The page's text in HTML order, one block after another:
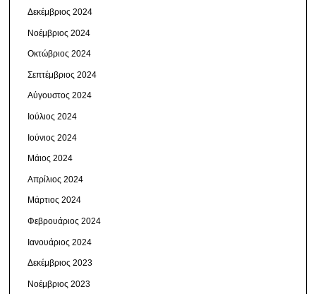
Δεκέμβριος 2024
Νοέμβριος 2024
Οκτώβριος 2024
Σεπτέμβριος 2024
Αύγουστος 2024
Ιούλιος 2024
Ιούνιος 2024
Μάιος 2024
Απρίλιος 2024
Μάρτιος 2024
Φεβρουάριος 2024
Ιανουάριος 2024
Δεκέμβριος 2023
Νοέμβριος 2023